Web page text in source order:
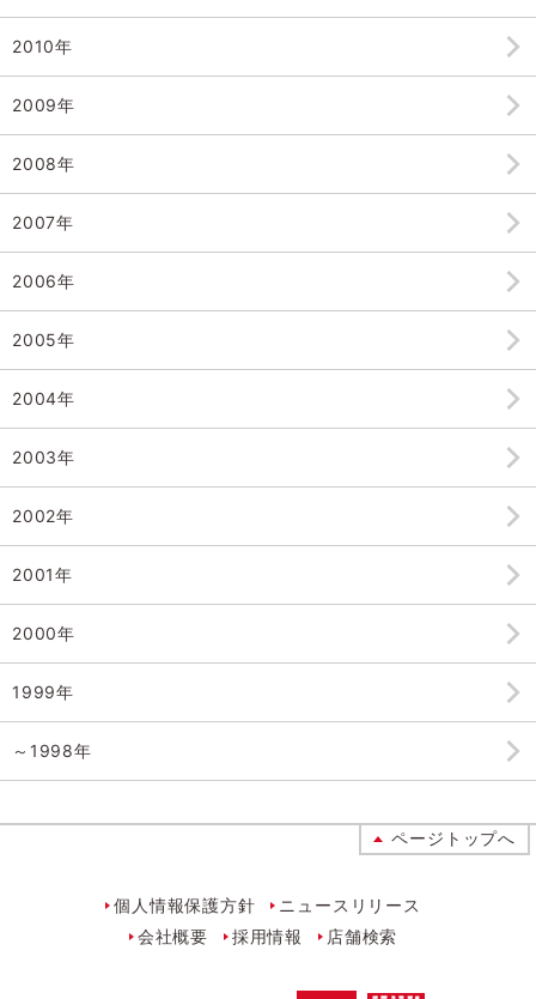
2010年
2009年
2008年
2007年
2006年
2005年
2004年
2003年
2002年
2001年
2000年
1999年
～1998年
ページトップへ
個人情報保護方針
ニュースリリース
会社概要
採用情報 店舗検索